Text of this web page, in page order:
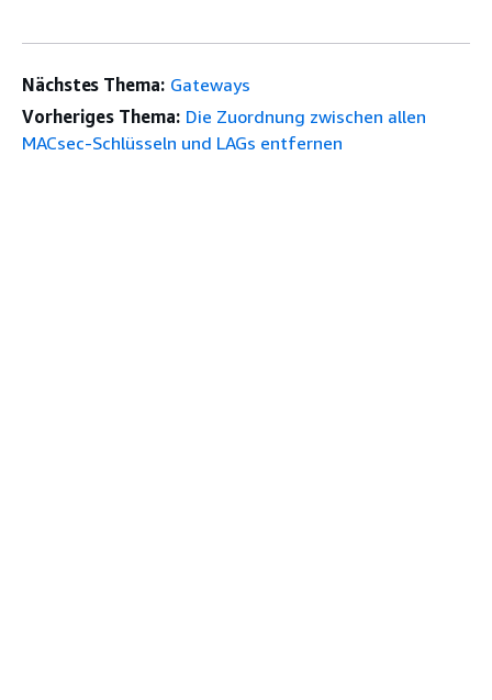
Nächstes Thema: Gateways
Vorheriges Thema: Die Zuordnung zwischen allen
MACsec-Schlüsseln und LAGs entfernen